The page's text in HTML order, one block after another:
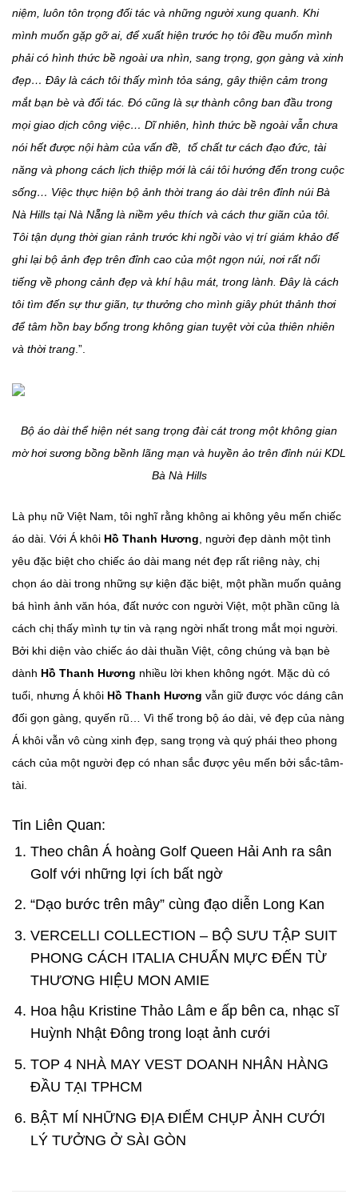
niệm, luôn tôn trọng đối tác và những người xung quanh. Khi
mình muốn gặp gỡ ai, để xuất hiện trước họ tôi đều muốn mình
phải có hình thức bề ngoài ưa nhìn, sang trọng, gọn gàng và xinh
đẹp… Đây là cách tôi thấy mình tỏa sáng, gây thiện cảm trong
mắt bạn bè và đối tác. Đó cũng là sự thành công ban đầu trong
mọi giao dịch công việc… Dĩ nhiên, hình thức bề ngoài vẫn chưa
nói hết được nội hàm của vấn đề, tố chất tư cách đạo đức, tài
năng và phong cách lịch thiệp mới là cái tôi hướng đến trong cuộc
sống… Việc thực hiện bộ ảnh thời trang áo dài trên đỉnh núi Bà
Nà Hills tại Nà Nẵng là niềm yêu thích và cách thư giãn của tôi.
Tôi tận dụng thời gian rảnh trước khi ngồi vào vị trí giám khảo để
ghi lại bộ ảnh đẹp trên đỉnh cao của một ngọn núi, nơi rất nổi
tiếng về phong cảnh đẹp và khí hậu mát, trong lành. Đây là cách
tôi tìm đến sự thư giãn, tự thưởng cho mình giây phút thảnh thơi
để tâm hồn bay bổng trong không gian tuyệt vời của thiên nhiên
và thời trang.”.
Bộ áo dài thể hiện nét sang trọng đài cát trong một không gian
mờ hơi sương bồng bềnh lãng mạn và huyền ảo trên đỉnh núi KDL
Bà Nà Hills
Là phụ nữ Việt Nam, tôi nghĩ rằng không ai không yêu mến chiếc
áo dài. Với Á khôi Hồ Thanh Hương , người đẹp dành một tình
yêu đặc biệt cho chiếc áo dài mang nét đẹp rất riêng này, chị
chọn áo dài trong những sự kiện đặc biệt, một phần muốn quảng
bá hình ảnh văn hóa, đất nước con người Việt, một phần cũng là
cách chị thấy mình tự tin và rạng ngời nhất trong mắt mọi người.
Bởi khi diện vào chiếc áo dài thuần Việt, công chúng và bạn bè
dành Hồ Thanh Hương nhiều lời khen không ngớt. Mặc dù có
tuổi, nhưng Á khôi Hồ Thanh Hương vẫn giữ được vóc dáng cân
đối gọn gàng, quyến rũ… Vì thế trong bộ áo dài, vẻ đẹp của nàng
Á khôi vẫn vô cùng xinh đẹp, sang trọng và quý phái theo phong
cách của một người đẹp có nhan sắc được yêu mến bởi sắc-tâm-
tài.
Tin Liên Quan:
Theo chân Á hoàng Golf Queen Hải Anh ra sân
Golf với những lợi ích bất ngờ
“Dạo bước trên mây” cùng đạo diễn Long Kan
VERCELLI COLLECTION – BỘ SƯU TẬP SUIT
PHONG CÁCH ITALIA CHUẨN MỰC ĐẾN TỪ
THƯƠNG HIỆU MON AMIE
Hoa hậu Kristine Thảo Lâm e ấp bên ca, nhạc sĩ
Huỳnh Nhật Đông trong loạt ảnh cưới
TOP 4 NHÀ MAY VEST DOANH NHÂN HÀNG
ĐẦU TẠI TPHCM
BẬT MÍ NHỮNG ĐỊA ĐIỂM CHỤP ẢNH CƯỚI
LÝ TƯỞNG Ở SÀI GÒN